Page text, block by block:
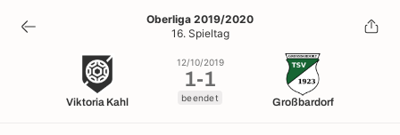
1-1
beendet
Oberliga 2019/2020
16. Spieltag
Viktoria Kahl
12/10/2019
1-1
beendet Großbardorf